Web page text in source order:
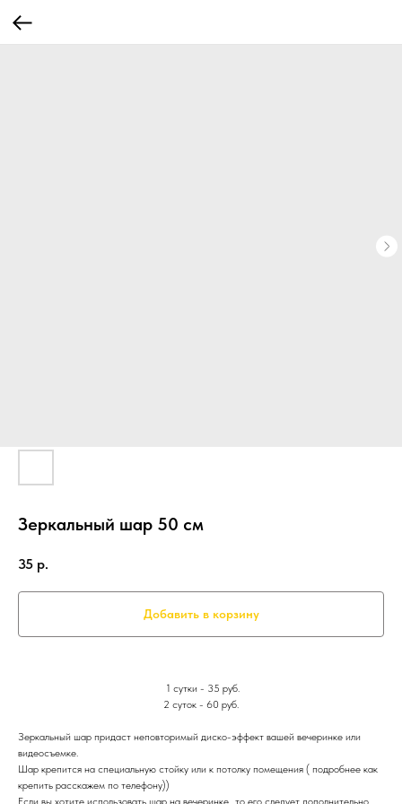
Зеркальный шар 50 см
35 р.
Добавить в корзину
1 сутки - 35 руб.
2 суток - 60 руб.
Зеркальный шар придаст неповторимый диско-эффект вашей вечеринке или
видеосъемке.
Шар крепится на специальную стойку или к потолку помещения ( подробнее как
крепить расскажем по телефону))